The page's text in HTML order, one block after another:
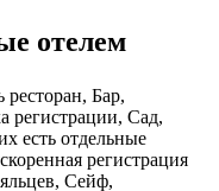
отелем
Бар,
регистрации, Сад,
есть отдельные
регистрация
Сейф,